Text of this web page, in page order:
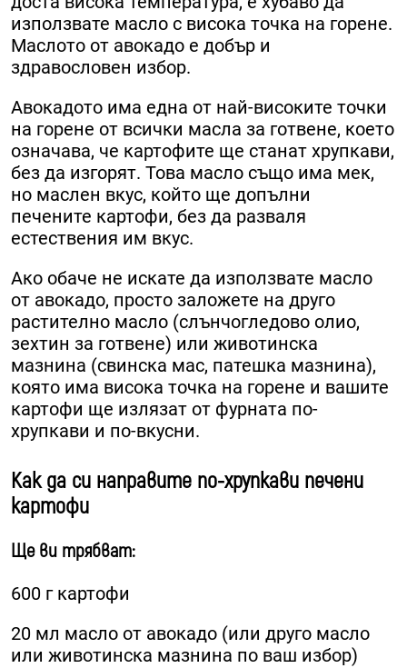
използвате масло с висока точка на горене.
Маслото от авокадо е добър и
здравословен избор.
Авокадото има една от най-високите точки
на горене от всички масла за готвене, което
означава, че картофите ще станат хрупкави,
без да изгорят. Това масло също има мек,
но маслен вкус, който ще допълни
печените картофи, без да разваля
естествения им вкус.
Ако обаче не искате да използвате масло
от авокадо, просто заложете на друго
растително масло (слънчогледово олио,
зехтин за готвене) или животинска
мазнина (свинска мас, патешка мазнина),
която има висока точка на горене и вашите
картофи ще излязат от фурната по-
хрупкави и по-вкусни.
Как да си направите по-хрупкави печени
картофи
Ще ви трябват:
600 г картофи
20 мл масло от авокадо (или друго масло
или животинска мазнина по ваш избор)